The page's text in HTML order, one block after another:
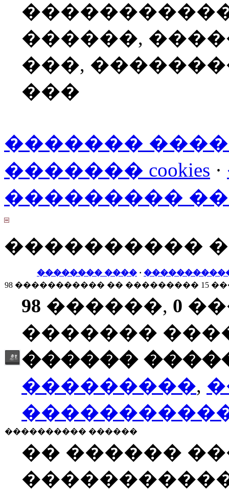
������,
���,
���
�������
������� cookies ·
���������
����������
�������� ���� ·
98 ����������� �� ��������� 15
98 ������, 0
�������
������
���������,
���������� ������
�� ������